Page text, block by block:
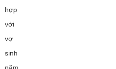
hợp
với
vợ
sinh